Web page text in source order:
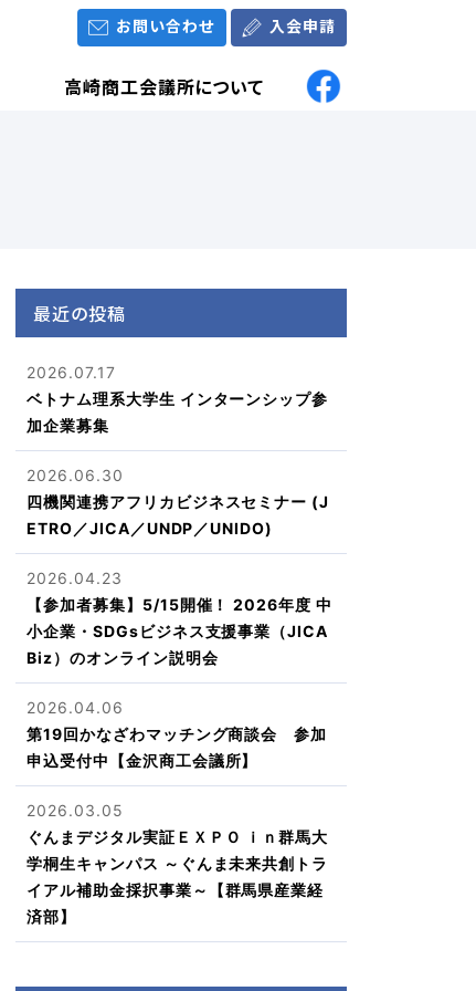
お問い合わせ 入会申請
高崎商工会議所について
最近の投稿
2026.07.17
ベトナム理系大学生 インターンシップ参
加企業募集
2026.06.30
四機関連携アフリカビジネスセミナー (J
ETRO／JICA／UNDP／UNIDO)
2026.04.23
【参加者募集】5/15開催！ 2026年度 中
小企業・SDGsビジネス支援事業（JICA
Biz）のオンライン説明会
2026.04.06
第19回かなざわマッチング商談会 参加
申込受付中【金沢商工会議所】
2026.03.05
ぐんまデジタル実証ＥＸＰＯ ｉｎ群馬大
学桐生キャンパス ～ぐんま未来共創トラ
イアル補助金採択事業～【群馬県産業経
済部】